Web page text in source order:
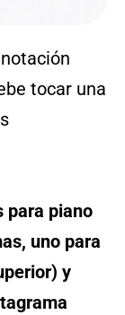
tocar una
para piano
uno para
y